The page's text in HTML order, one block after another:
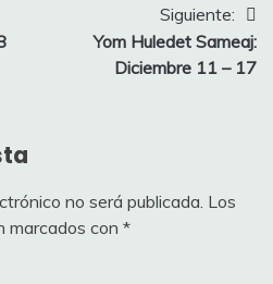
Siguiente:
Yom Huledet Sameaj:
Diciembre 11 – 17
no será publicada. Los
marcados con *